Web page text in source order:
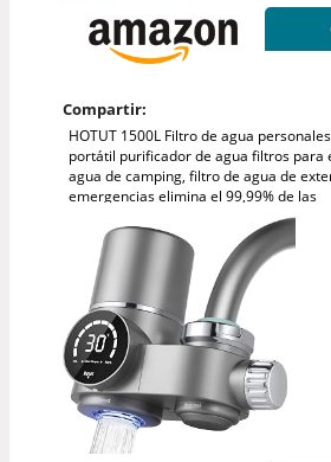
Compartir:
HOTUT 1500L Filtro de agua
portátil purificador de agua filtros para
agua de camping, filtro de agua de
emergencias elimina el 99,99% de las